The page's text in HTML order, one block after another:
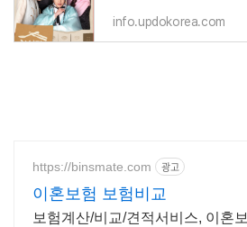
info.updokorea.com
https://binsmate.com 광고
이혼보험 보험비교
보험계산/비교/견적서비스, 이혼보